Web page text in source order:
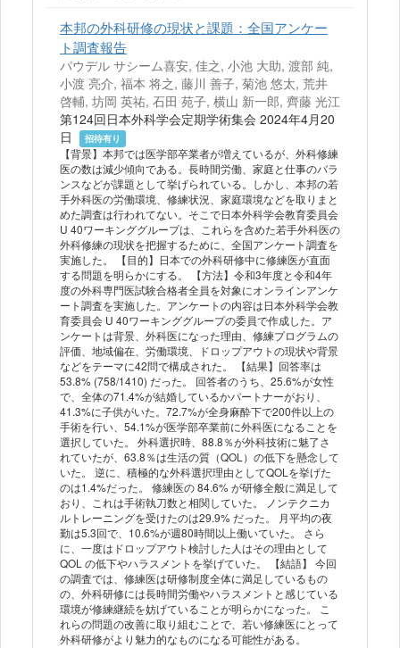
本邦の外科研修の現状と課題：全国アンケー
ト調査報告
パウデル サシーム喜安, 佳之, 小池 大助, 渡部 純,
小渡 亮介, 福本 将之, 藤川 善子, 菊池 悠太, 荒井
啓輔, 坊岡 英祐, 石田 苑子, 横山 新一郎, 齊藤 光江
第124回日本外科学会定期学術集会 2024年4月20
日
招待有り
【背景】本邦では医学部卒業者が増えているが、外科修練
医の数は減少傾向である。長時間労働、家庭と仕事のバラ
ンスなどが課題として挙げられている。しかし、本邦の若
手外科医の労働環境、修練状況、家庭環境などを取りまと
めた調査は行われてない。そこで日本外科学会教育委員会
U 40ワーキンググループは、これらを含めた若手外科医の
外科修練の現状を把握するために、全国アンケート調査を
実施した。 【目的】日本での外科研修中に修練医が直面
する問題を明らかにする。 【方法】令和3年度と令和4年
度の外科専門医試験合格者全員を対象にオンラインアンケ
ート調査を実施した。アンケートの内容は日本外科学会教
育委員会 U 40ワーキンググループの委員で作成した。ア
ンケートは背景、外科医になった理由、修練プログラムの
評価、地域偏在、労働環境、ドロップアウトの現状や背景
などをテーマに42問で構成された。 【結果】回答率は
53.8% (758/1410) だった。 回答者のうち、25.6%が女性
で、全体の71.4%が結婚しているかパートナーがおり、
41.3%に子供がいた。72.7%が全身麻酔下で200件以上の
手術を行い、54.1%が医学部卒業前に外科医になることを
選択していた。 外科選択時、88.8％が外科技術に魅了さ
れていたが、63.8％は生活の質（QOL）の低下を懸念して
いた。 逆に、積極的な外科選択理由としてQOLを挙げた
のは1.4%だった。 修練医の 84.6% が研修全般に満足して
おり、これは手術執刀数と相関していた。 ノンテクニカ
ルトレーニングを受けたのは29.9% だった。 月平均の夜
勤は5.3回で、10.6%が週80時間以上働いていた。 さら
に、一度はドロップアウト検討した人はその理由として
QOL の低下やハラスメントを挙げていた。 【結語】 今回
の調査では、修練医は研修制度全体に満足しているもの
の、外科研修には長時間労働やハラスメントと感じている
環境が修練継続を妨げていることが明らかになった。 こ
れらの問題の改善に取り組むことで、若い修練医にとって
外科研修がより魅力的なものになる可能性がある。